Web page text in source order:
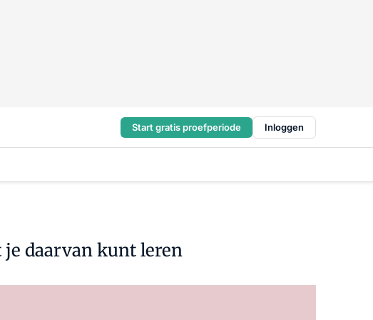
Start gratis proefperiode Inloggen
daarvan kunt leren